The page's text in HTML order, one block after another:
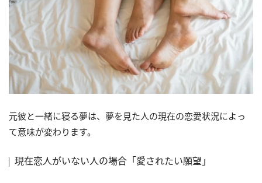
元彼と一緒に寝る夢は、夢を見た人の現在の恋愛状況によっ
て意味が変わります。
現在恋人がいない人の場合「愛されたい願望」